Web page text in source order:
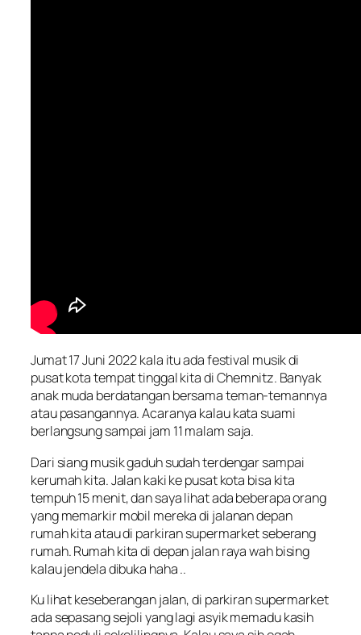
Jumat 17 Juni 2022 kala itu ada festival musik di
pusat kota tempat tinggal kita di Chemnitz. Banyak
anak muda berdatangan bersama teman-temannya
atau pasangannya. Acaranya kalau kata suami
berlangsung sampai jam 11 malam saja.
Dari siang musik gaduh sudah terdengar sampai
kerumah kita. Jalan kaki ke pusat kota bisa kita
tempuh 15 menit, dan saya lihat ada beberapa orang
yang memarkir mobil mereka di jalanan depan
rumah kita atau di parkiran supermarket seberang
rumah. Rumah kita di depan jalan raya wah bising
kalau jendela dibuka haha ..
Ku lihat keseberangan jalan, di parkiran supermarket
ada sepasang sejoli yang lagi asyik memadu kasih